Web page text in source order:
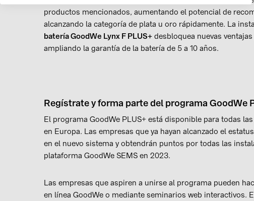
productos mencionados, aumentando el potencial de
alcanzando la categoría de plata u oro rápidamente. La
batería GoodWe Lynx F PLUS+ desbloquea nuevas
ampliando la garantía de la batería de 5 a 10 años.
Regístrate y forma parte del programa GoodWe
El programa GoodWe PLUS+ está disponible para todas
en Europa. Las empresas que ya hayan alcanzado el
en el nuevo sistema y obtendrán puntos por todas las
plataforma GoodWe SEMS en 2023.
Las empresas que aspiren a unirse al programa pueden
en línea GoodWe o mediante seminarios web interactivos.